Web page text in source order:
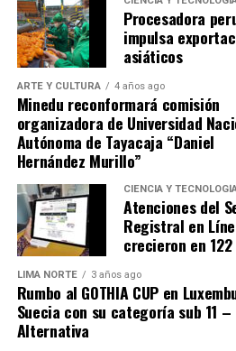
ante Los Chankas, sino buscar
escape.
Source link
Comparte esto:
Procesadora
impulsa
asiáticos
ARTE Y CULTURA 4 años ago
Minedu reconformará comisión
organizadora de Universidad
Autónoma de Tayacaja “Daniel
Hernández Murillo”
CIENCIA Y
Atenciones del
Registral en
crecieron en
LIMA NORTE 3 años ago
Rumbo al GOTHIA CUP en
Suecia con su categoría sub 11 –
Alternativa